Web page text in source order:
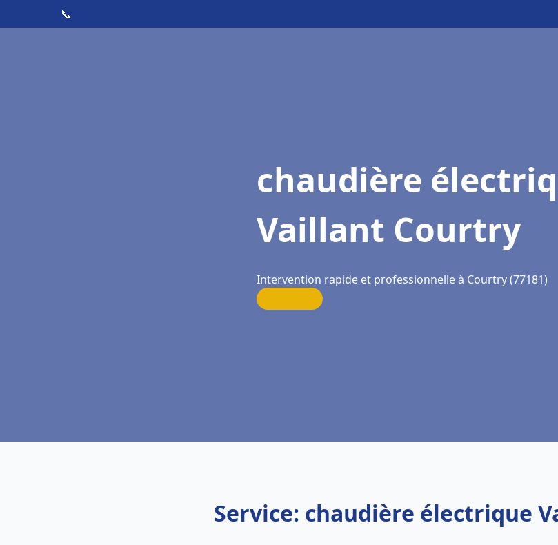
📞
chaudière
Vaillant Courtry
Intervention rapide et professionnelle à Courtry (77181)
Service: chaudière électrique